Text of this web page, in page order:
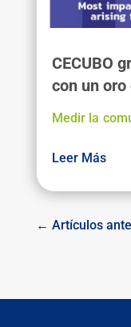
CECUBO
con un oro
2020
Medir la
Leer Más
← Artículos